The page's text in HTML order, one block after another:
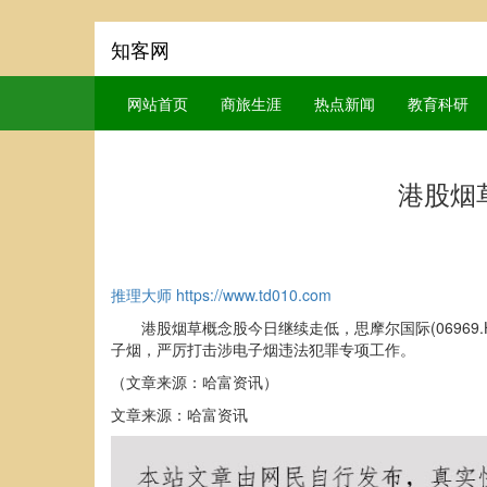
知客网
网站首页 商旅生涯 热点新闻 教育科研
港股烟
推理大师 https://www.td010.com
港股烟草概念股今日继续走低，思摩尔国际
子烟，严厉打击涉电子烟违法犯罪专项工作。
（文章来源：哈富资讯）
文章来源：哈富资讯